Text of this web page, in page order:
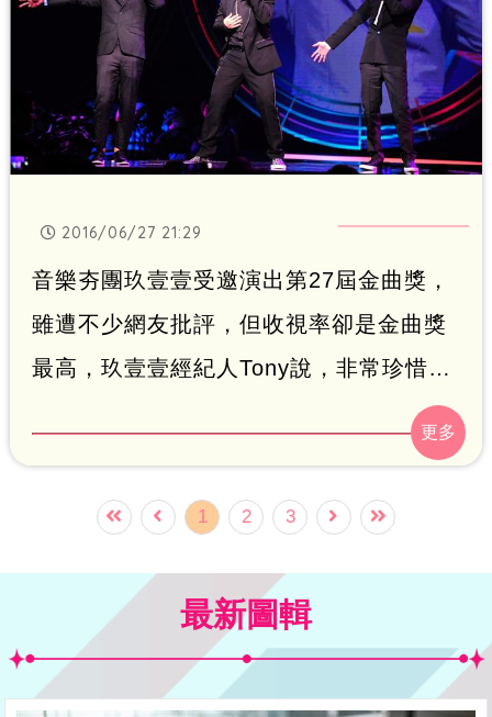
2016/06/27 21:29
音樂夯團玖壹壹受邀演出第27屆金曲獎，
雖遭不少網友批評，但收視率卻是金曲獎
最高，玖壹壹經紀人Tony說，非常珍惜難
1 2 3
最新圖輯